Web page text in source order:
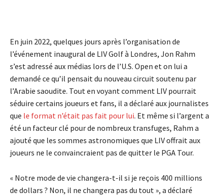
En juin 2022, quelques jours après l’organisation de
l’événement inaugural de LIV Golf à Londres, Jon Rahm
s’est adressé aux médias lors de l’U.S. Open et on lui a
demandé ce qu’il pensait du nouveau circuit soutenu par
l’Arabie saoudite. Tout en voyant comment LIV pourrait
séduire certains joueurs et fans, il a déclaré aux journalistes
que le format n’était pas fait pour lui. Et même si l’argent a
été un facteur clé pour de nombreux transfuges, Rahm a
ajouté que les sommes astronomiques que LIV offrait aux
joueurs ne le convaincraient pas de quitter le PGA Tour.
« Notre mode de vie changera-t-il si je reçois 400 millions
de dollars ? Non, il ne changera pas du tout », a déclaré